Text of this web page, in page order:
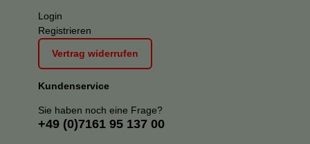
Login
Registrieren
Vertrag widerrufen
Kundenservice
Sie haben noch eine Frage?
+49 (0)7161 95 137 00